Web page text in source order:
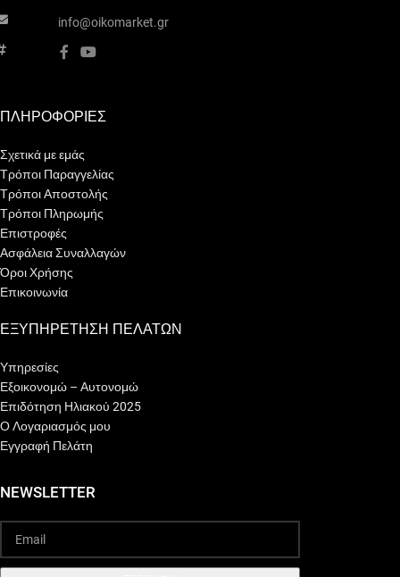
info@oikomarket.gr
ΠΛΗΡΟΦΟΡΙΕΣ
Σχετικά με εμάς
Τρόποι Παραγγελίας
Τρόποι Αποστολής
Τρόποι Πληρωμής
Επιστροφές
Ασφάλεια Συναλλαγών
Όροι Χρήσης
Επικοινωνία
ΕΞΥΠΗΡΕΤΗΣΗ ΠΕΛΑΤΩΝ
Υπηρεσίες
Εξοικονομώ – Αυτονομώ
Επιδότηση Ηλιακού 2025
Ο Λογαριασμός μου
Εγγραφή Πελάτη
NEWSLETTER